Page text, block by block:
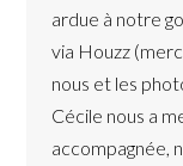
ardue à notre
via Houzz
nous et les
Cécile nous a
accompagnée,